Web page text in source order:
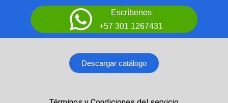
Escríbenos
+57 301 1267431
Descargar catálogo